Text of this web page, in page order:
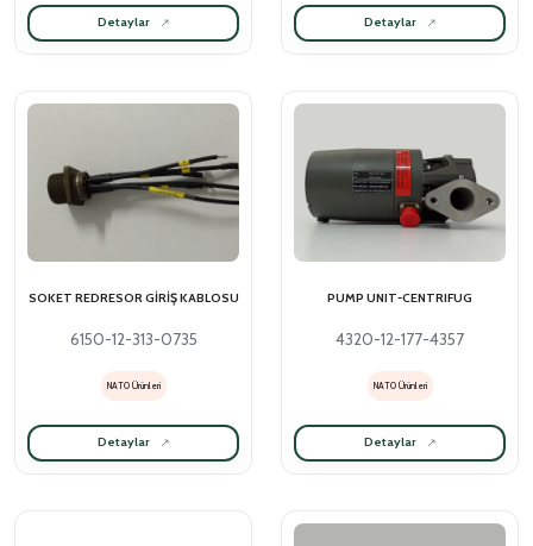
Detaylar Detaylar
SOKET REDRESOR GİRİŞ KABLOSU
6150-12-313-0735
NATO Ürünleri
Detaylar
PUMP UNIT-CENTRIFUG
4320-12-177-4357
NATO Ürünleri
Detaylar